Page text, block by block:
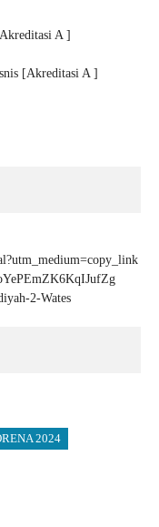
A ]
[Akreditasi A ]
2-Wates
2024